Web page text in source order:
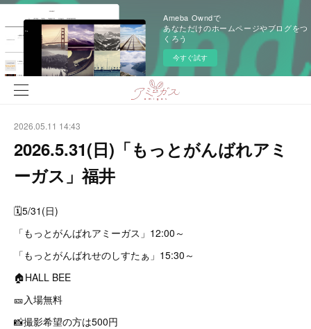
Ameba Owndで
あなただけのホームページやブログをつ
くろう
今すぐ試す
2026.05.11 14:43
2026.5.31(日)「もっとがんばれアミ
ーガス」福井
🗓️5/31(日)
「もっとがんばれアミーガス」12:00～
「もっとがんばれせのしすたぁ」15:30～
🏠HALL BEE
🎫入場無料
📸撮影希望の方は500円